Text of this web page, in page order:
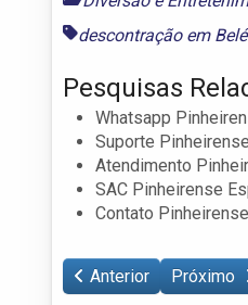
descontração em
Pesquisas
Whatsapp
Suporte
Atendimento
SAC Pinheirense
Contato
Anterior Próximo